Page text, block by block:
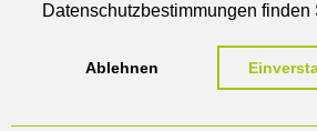
Datenschutzbestimmungen finden
Ablehnen